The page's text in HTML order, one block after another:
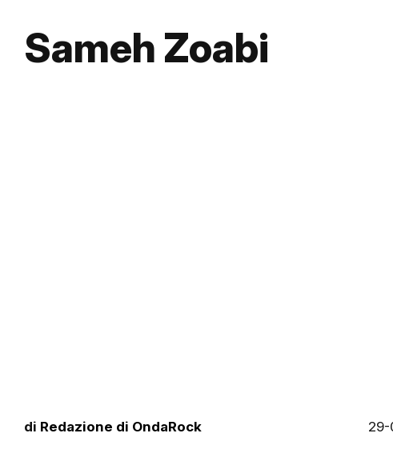
Sameh Zoabi
di Redazione di OndaRock 29-